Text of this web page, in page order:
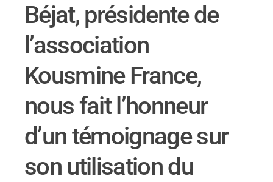
Béjat, présidente de
l’association
Kousmine France,
nous fait l’honneur
d’un témoignage sur
son utilisation du